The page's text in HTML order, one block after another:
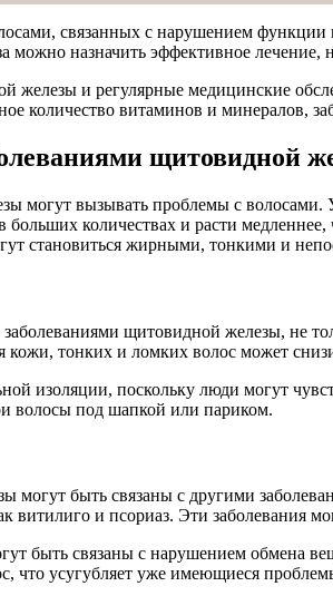
связанных с нарушением
можно назначить эффективное
железы и регулярные медицинские
количество витаминов и минералов,
щитовидной
могут вызывать проблемы с
количествах и расти
становиться жирными, тонкими и
щитовидной железы, не
тонких и ломких волос может
изоляции, поскольку люди могут
волосы под шапкой или париком.
быть связаны с другими
витилиго и псориаз. Эти заболевания
быть связаны с нарушением обмена
усугубляет уже имеющиеся